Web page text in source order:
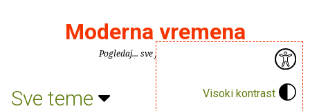
Visoki kontrast
Moderna vremena
Pogledaj... sve je puno knjiga.
Sve teme